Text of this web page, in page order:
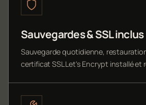
Sauvegardes & SSL inclus
Sauvegarde quotidienne,
certificat SSL Let's Encrypt installé et